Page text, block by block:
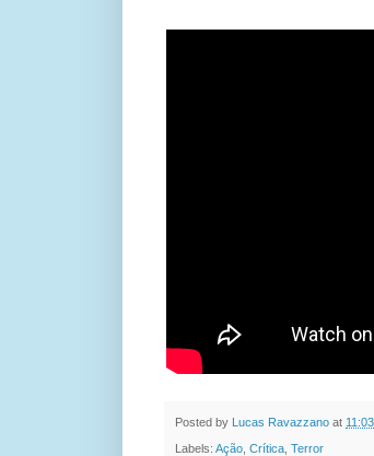
Posted by Lucas Ravazzano at 11:03
Labels: Ação Crítica Terror